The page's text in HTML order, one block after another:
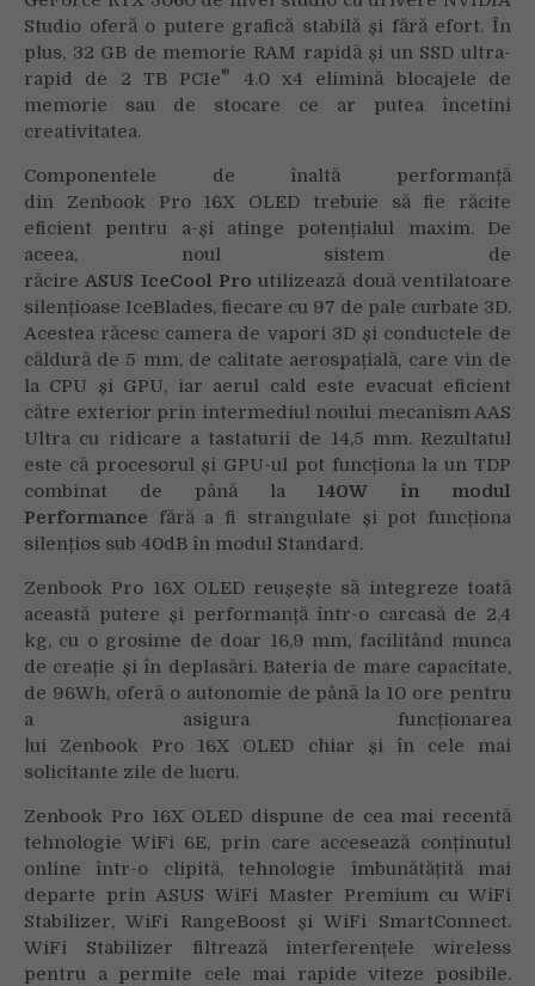
Studio oferă o putere grafică stabilă și fără efort. În
plus, 32 GB de memorie RAM rapidă și un SSD ultra-
rapid de 2 TB PCIe®
4.0 x4 elimină blocajele de
memorie sau de stocare ce ar putea încetini
creativitatea.
Componentele de înaltă performanță
din Zenbook Pro 16X OLED trebuie să fie răcite
eficient pentru a-și atinge potențialul maxim. De
aceea, noul sistem de
răcireASUS IceCool Pro utilizează două ventilatoare
silențioase IceBlades, fiecare cu 97 de pale curbate 3D.
Acestea răcesc camera de vapori 3D și conductele de
căldură de 5 mm, de calitate aerospațială, care vin de
la CPU și GPU, iar aerul cald este evacuat eficient
către exterior prin intermediul noului mecanism AAS
Ultra cu ridicare a tastaturii de 14,5 mm. Rezultatul
este că procesorul și GPU-ul pot funcționa la un TDP
combinat de până la 140W în modul
Performance fără a fi strangulate și pot funcționa
silențios sub 40dB în modul Standard.
Zenbook Pro 16X OLED reușește să integreze toată
această putere și performanță într-o carcasă de 2,4
kg, cu o grosime de doar 16,9 mm, facilitând munca
de creație și în deplasări. Bateria de mare capacitate,
de 96Wh, oferă o autonomie de până la 10 ore pentru
a asigura funcționarea
lui Zenbook Pro 16X OLED chiar și în cele mai
solicitante zile de lucru.
Zenbook Pro 16X OLED dispune de cea mai recentă
tehnologie WiFi 6E, prin care accesează conținutul
online într-o clipită, tehnologie îmbunătățită mai
departe prin ASUS WiFi Master Premium cu WiFi
Stabilizer, WiFi RangeBoost și WiFi SmartConnect.
WiFi Stabilizer filtrează interferențele wireless
pentru a permite cele mai rapide viteze posibile.